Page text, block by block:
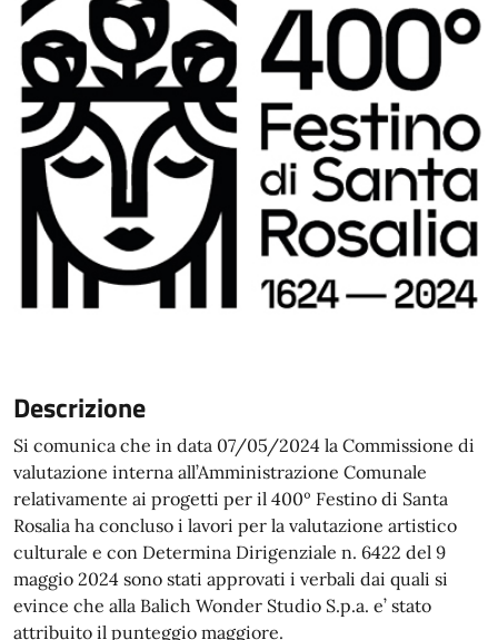
Descrizione
Si comunica che in data 07/05/2024 la Commissione di
valutazione interna all’Amministrazione Comunale
relativamente ai progetti per il 400º Festino di Santa
Rosalia ha concluso i lavori per la valutazione artistico
culturale e con Determina Dirigenziale n. 6422 del 9
maggio 2024 sono stati approvati i verbali dai quali si
evince che alla Balich Wonder Studio S.p.a. e’ stato
attribuito il punteggio maggiore.